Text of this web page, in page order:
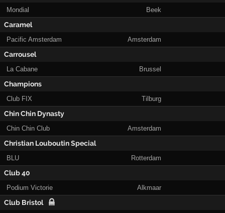
Mondial Beek
Caramel
Pacific Amsterdam Amsterdam
Carrousel
La Cabane Brussel
Champions
Club FIX Tilburg
Chin Chin Dynasty
Chin Chin Club Amsterdam
Christian Louboutin Special
BLU Rotterdam
Club 40
Podium Victorie Alkmaar
Club Bristol